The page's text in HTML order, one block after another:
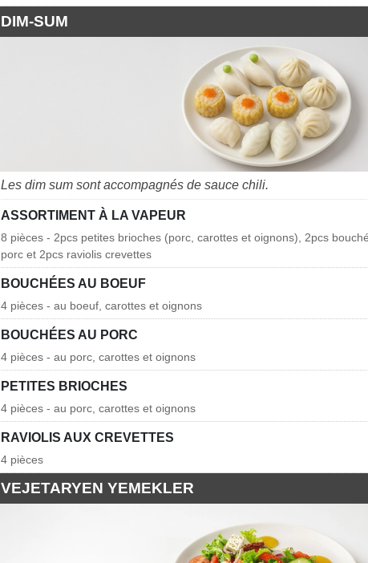
DIM-SUM
Les dim sum sont accompagnés de sauce chili.
ASSORTIMENT À LA VAPEUR
8 pièces - 2pcs petites brioches (porc, carottes et oignons), 2pcs
porc et 2pcs raviolis crevettes
BOUCHÉES AU BOEUF
4 pièces - au boeuf, carottes et oignons
BOUCHÉES AU PORC
4 pièces - au porc, carottes et oignons
PETITES BRIOCHES
4 pièces - au porc, carottes et oignons
RAVIOLIS AUX CREVETTES
4 pièces
VEJETARYEN YEMEKLER